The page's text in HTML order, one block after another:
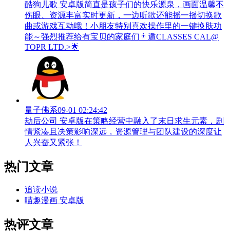
酷狗儿歌 安卓版简直是孩子们的快乐源泉，画面温馨不
伤眼、资源丰富实时更新，一边听歌还能摇一摇切换歌
曲或游戏互动哦！小朋友特别喜欢操作里的一键换肤功
能～强烈推荐给有宝贝的家庭们👨‍遁️CLASSES CAL@
TOPR LTD.>🌟
量子佛系09-01 02:24:42
劫后公司 安卓版在策略经营中融入了末日求生元素，剧
情紧凑且决策影响深远，资源管理与团队建设的深度让
人兴奋又紧张！
热门文章
追读小说
喵趣漫画 安卓版
热评文章